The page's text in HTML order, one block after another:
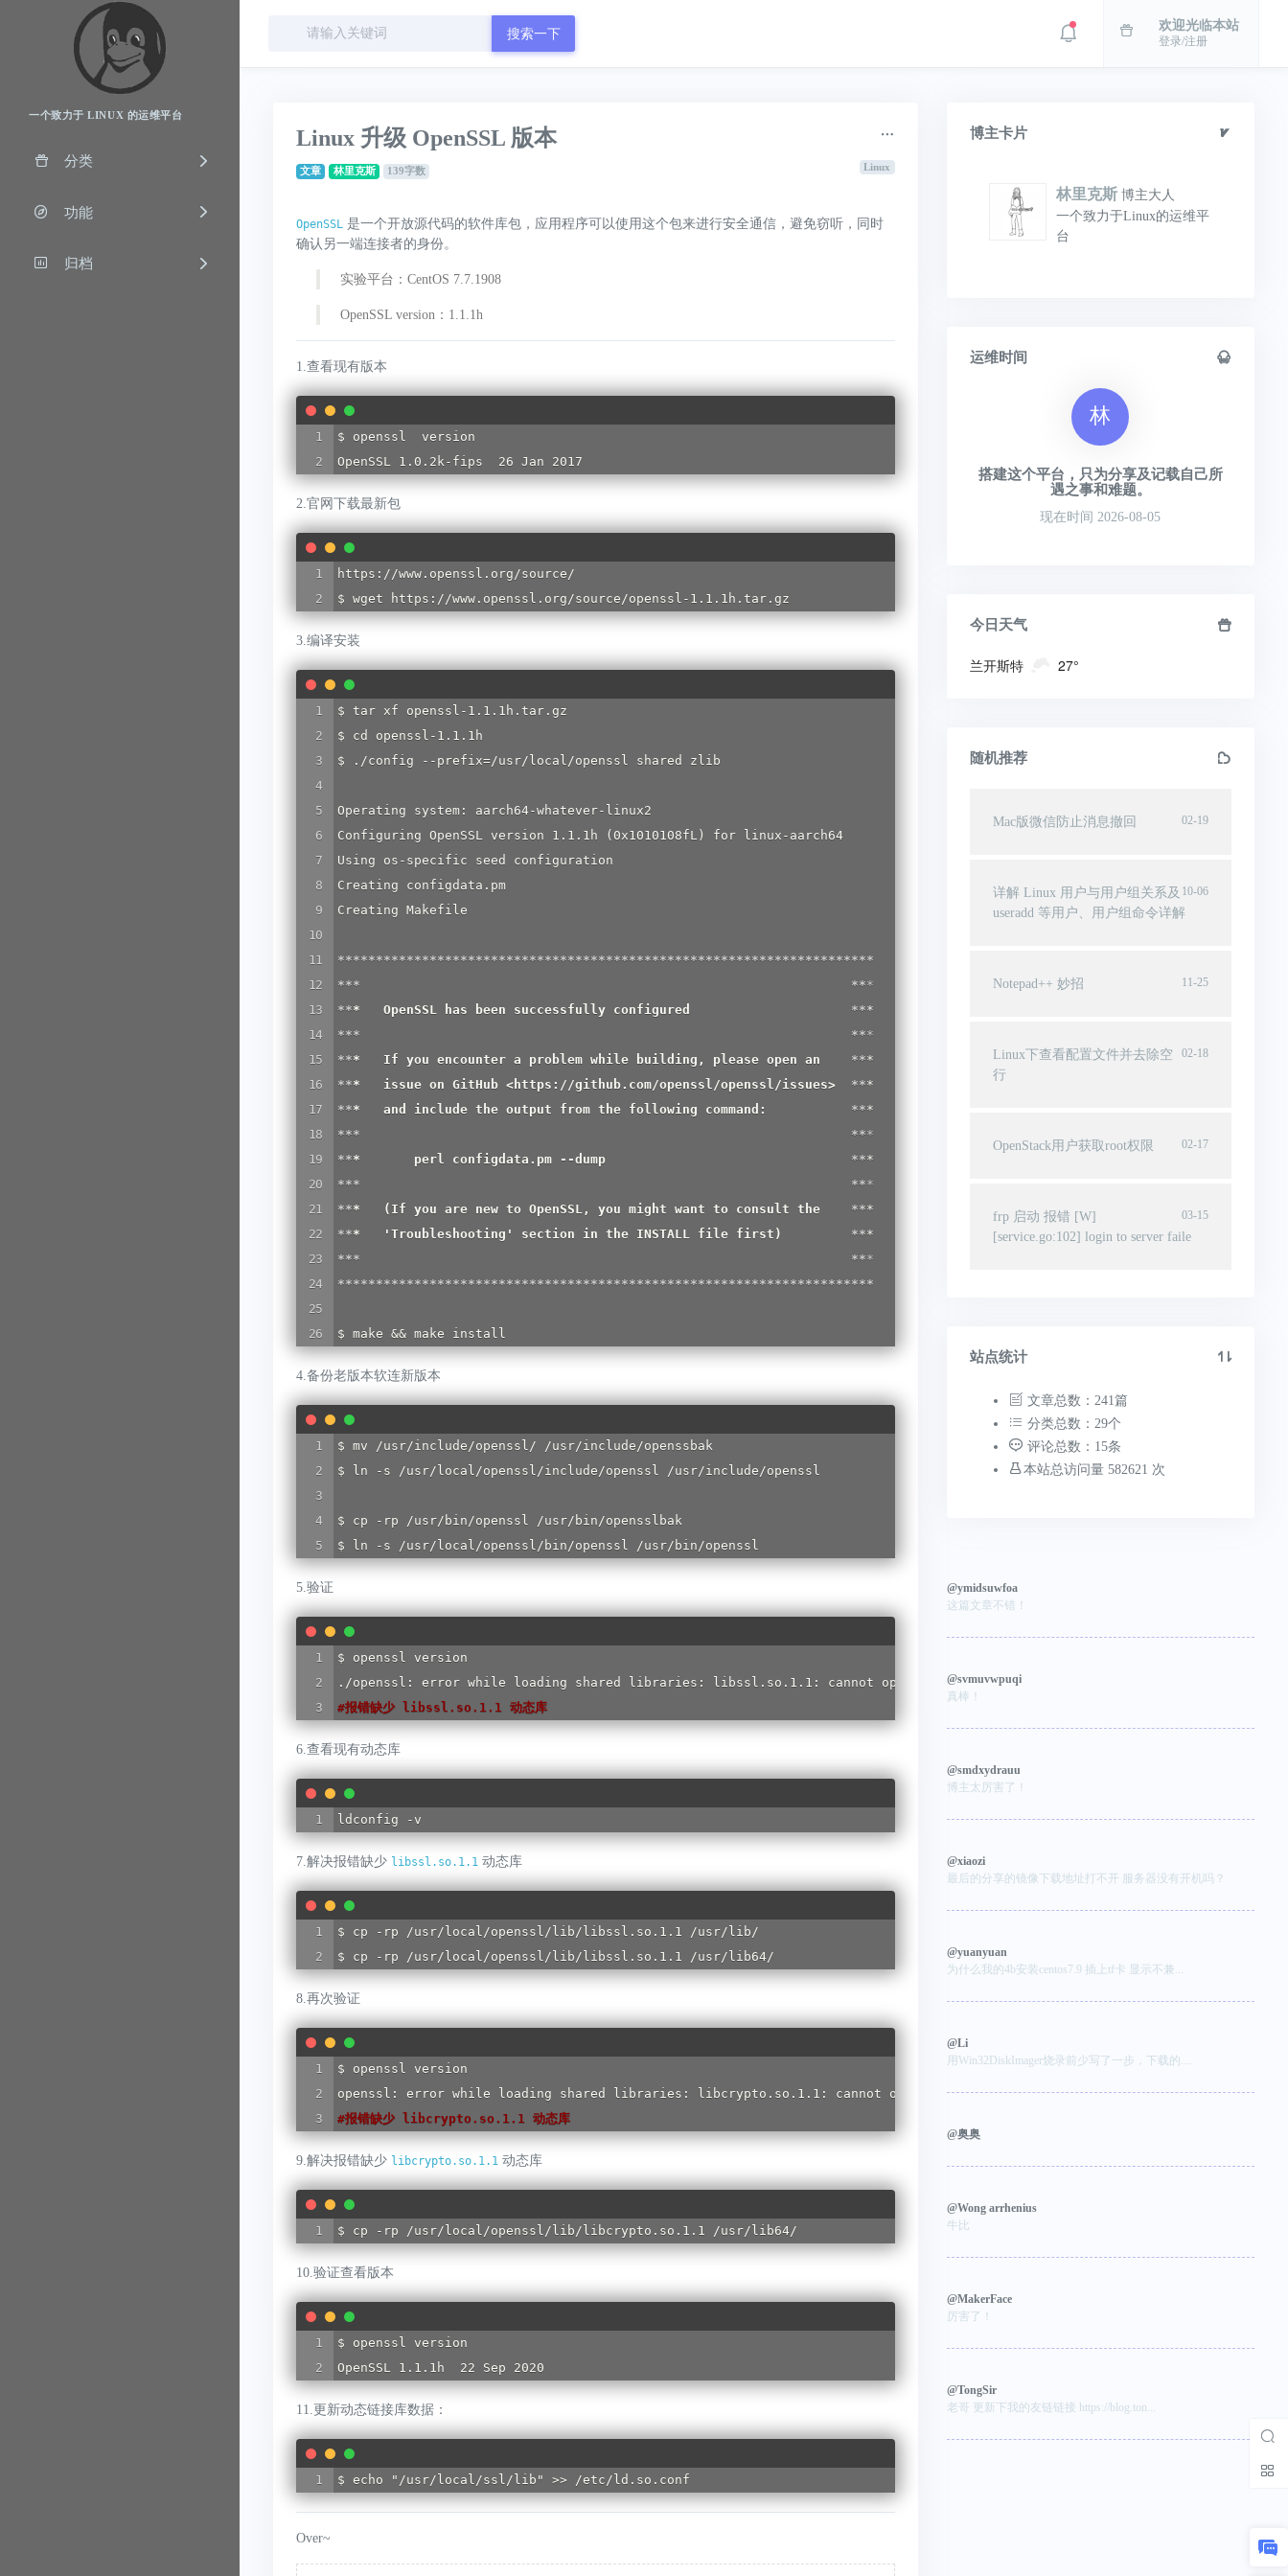
一个致力于 LINUX 的运维平台
分类
功能
归档
欢迎光临本站
登录/注册
搜索一下
Linux 升级 OpenSSL 版本
文章 林里克斯 139字数 Linux
OpenSSL
是一个开放源代码的软件库包，应用程序可以使用这个包来进行安全通信，避免窃听，同时
确认另一端连接者的身份。
实验平台：CentOS 7.7.1908
OpenSSL version：1.1.1h
1.查看现有版本
$ openssl  version
OpenSSL 1.0.2k-fips  26 Jan 2017
2.官网下载最新包
https://www.openssl.org/source/
$ wget https://www.openssl.org/source/openssl-1.1.1h.tar.gz
3.编译安装
$ tar xf openssl-1.1.1h.tar.gz
$ cd openssl-1.1.1h
$ ./config --prefix=/usr/local/openssl shared zlib
Operating system: aarch64-whatever-linux2
Configuring OpenSSL version 1.1.1h (0x1010108fL) for linux-aarch64
Using os-specific seed configuration
Creating configdata.pm
Creating Makefile
**********************************************************************
***                                                                ***
***   OpenSSL has been successfully configured **
***                                                                ***
***   If you encounter a problem while building, please open an **
***   issue on GitHub <https://github.com/openssl/openssl/issues> **
***   and include the output from the following command: **
***                                                                ***
***       perl configdata.pm --dump **
***                                                                ***
***   (If you are new to OpenSSL, you might want to consult the **
***   'Troubleshooting' section in the INSTALL file first) **
***                                                                ***
**********************************************************************
$ make && make install
4.备份老版本软连新版本
$ mv /usr/include/openssl/ /usr/include/openssbak
$ ln -s /usr/local/openssl/include/openssl /usr/include/openssl
$ cp -rp /usr/bin/openssl /usr/bin/opensslbak
$ ln -s /usr/local/openssl/bin/openssl /usr/bin/openssl
5.验证
$ openssl version
#报错缺少 libssl.so.1.1 动态库
6.查看现有动态库
ldconfig -v
7.解决报错缺少 libssl.so.1.1 动态库
$ cp -rp /usr/local/openssl/lib/libssl.so.1.1 /usr/lib/
$ cp -rp /usr/local/openssl/lib/libssl.so.1.1 /usr/lib64/
8.再次验证
$ openssl version
#报错缺少 libcrypto.so.1.1 动态库
9.解决报错缺少 libcrypto.so.1.1 动态库
$ cp -rp /usr/local/openssl/lib/libcrypto.so.1.1 /usr/lib64/
10.验证查看版本
$ openssl version
OpenSSL 1.1.1h  22 Sep 2020
11.更新动态链接库数据：
$ echo "/usr/local/ssl/lib" >> /etc/ld.so.conf
Over~
博主卡片
林里克斯 博主大人
一个致力于Linux的运维平
台
运维时间
林
搭建这个平台，只为分享及记载自己所
遇之事和难题。
现在时间 2026-08-05
今日天气
兰开斯特 27°
随机推荐
02-19
Mac版微信防止消息撤回
10-06
详解 Linux 用户与用户组关系及
useradd 等用户、用户组命令详解
11-25
Notepad++ 妙招
02-18
Linux下查看配置文件并去除空
行
02-17
OpenStack用户获取root权限
03-15
frp 启动 报错 [W]
[service.go:102] login to server faile
站点统计
文章总数：241篇
分类总数：29个
评论总数：15条
本站总访问量 582621 次
@ymidsuwfoa
这篇文章不错！
@svmuvwpuqi
真棒！
@smdxydrauu
博主太厉害了！
@xiaozi
最后的分享的镜像下载地址打不开 服务器没有开机吗？
@yuanyuan
为什么我的4b安装centos7.9 插上tf卡 显示不兼...
@Li
用Win32DiskImager烧录前少写了一步，下载的....
@奥奥
@Wong arrhenius
牛比
@MakerFace
厉害了！
@TongSir
老哥 更新下我的友链链接 https://blog.ton...